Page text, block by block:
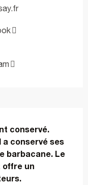
conservé.
a conservé ses
barbacane. Le
offre un